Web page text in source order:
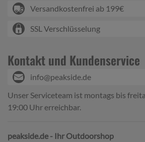
Versandkostenfrei ab 199€
SSL Verschlüsselung
Kontakt und Kundenservice
info@peakside.de
Unser Serviceteam ist montags bis
19:00 Uhr erreichbar.
peakside.de - Ihr Outdoorshop